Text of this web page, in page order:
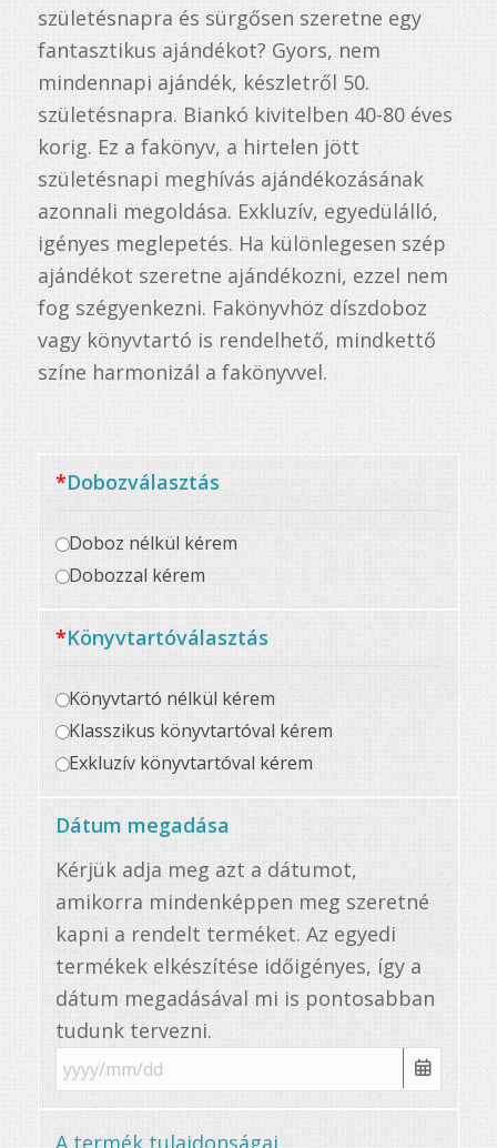
születésnapra és sürgősen szeretne egy
fantasztikus ajándékot? Gyors, nem
mindennapi ajándék, készletről 50.
születésnapra. Biankó kivitelben 40-80 éves
korig. Ez a fakönyv, a hirtelen jött
születésnapi meghívás ajándékozásának
azonnali megoldása. Exkluzív, egyedülálló,
igényes meglepetés. Ha különlegesen szép
ajándékot szeretne ajándékozni, ezzel nem
fog szégyenkezni. Fakönyvhöz díszdoboz
vagy könyvtartó is rendelhető, mindkettő
színe harmonizál a fakönyvvel.
*Dobozválasztás
Doboz nélkül kérem
Dobozzal kérem
*Könyvtartóválasztás
Könyvtartó nélkül kérem
Klasszikus könyvtartóval kérem
Exkluzív könyvtartóval kérem
Dátum megadása
Kérjük adja meg azt a dátumot,
amikorra mindenképpen meg szeretné
kapni a rendelt terméket. Az egyedi
termékek elkészítése időigényes, így a
dátum megadásával mi is pontosabban
tudunk tervezni.
A termék tulajdonságai